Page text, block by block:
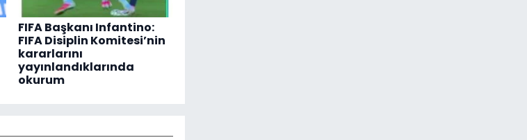
FIFA Başkanı Infantino:
FIFA Disiplin Komitesi’nin
kararlarını
yayınlandıklarında
okurum